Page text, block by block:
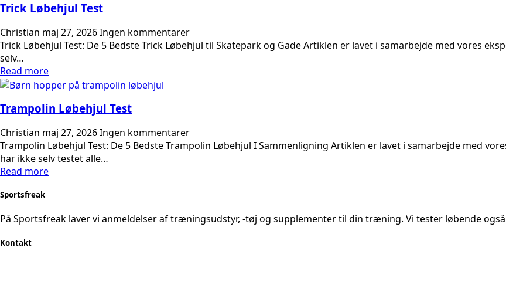
Trick Løbehjul Test
Christian maj 27, 2026Ingen kommentarer
Trick Løbehjul Test: De 5 Bedste Trick Løbehjul til Skatepark og Gade Artiklen er lavet i samarbejde med vores
selv…
Read more
Trampolin Løbehjul Test
Christian maj 27, 2026Ingen kommentarer
Trampolin Løbehjul Test: De 5 Bedste Trampolin Løbehjul I Sammenligning Artiklen er lavet i samarbejde med
har ikke selv testet alle…
Read more
Sportsfreak
På Sportsfreak laver vi anmeldelser af træningsudstyr, -tøj og supplementer til din træning. Vi tester løbende
Kontakt